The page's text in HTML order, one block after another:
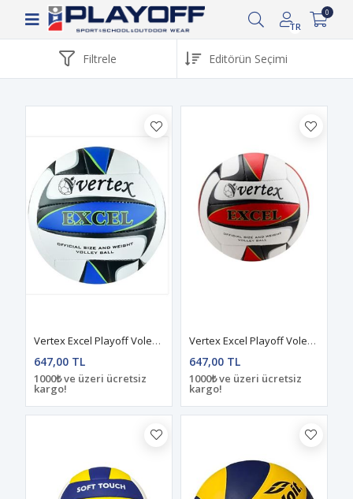
Siparişin 2-8 iş günü arasında kargoya verilecektir.
TR
0
Filtrele
Vertex Excel Playoff Voleybol Topu
647,00 TL
1000₺ ve üzeri ücretsiz
kargo!
Vertex Excel Playoff Voleybol Topu
647,00 TL
1000₺ ve üzeri ücretsiz
kargo!